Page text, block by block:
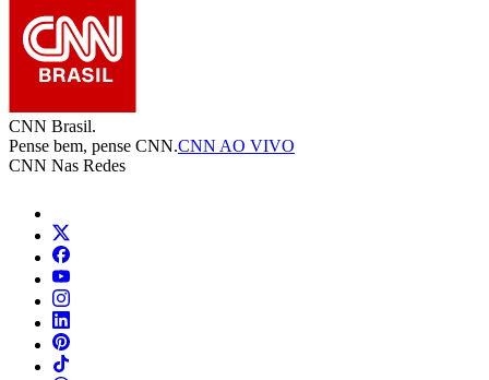
CNN Brasil.
Pense bem, pense CNN.CNN AO VIVO
CNN Nas Redes